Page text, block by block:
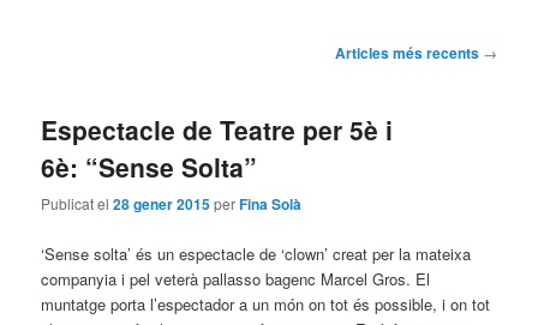
Articles més recents →
Espectacle de Teatre per 5è i
6è: “Sense Solta”
Publicat el28 gener 2015perFina Solà
‘Sense solta’ és un espectacle de ‘clown’ creat per la mateixa
companyia i pel veterà pallasso bagenc Marcel Gros. El
muntatge porta l’espectador a un món on tot és possible, i on tot